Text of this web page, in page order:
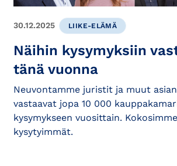
30.12.2025 LIIKE-ELÄMÄ
Näihin kysymyksiin
tänä vuonna
Neuvontamme juristit ja muut
vastaavat jopa 10 000
kysymykseen vuosittain.
kysytyimmät.